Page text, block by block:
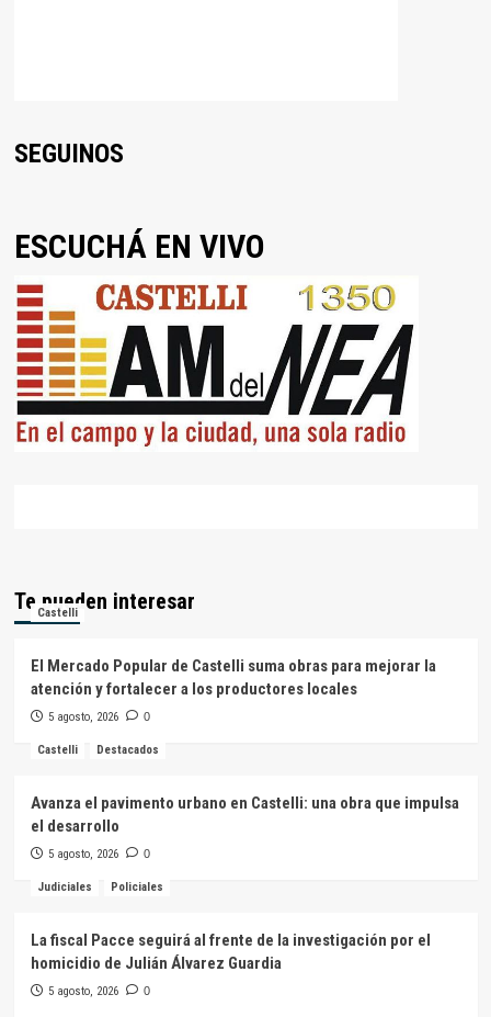
SEGUINOS
ESCUCHÁ EN VIVO
Te pueden interesar
Castelli
El Mercado Popular de Castelli suma obras para mejorar la
atención y fortalecer a los productores locales
5 agosto, 2026 0
Castelli Destacados
Avanza el pavimento urbano en Castelli: una obra que impulsa
el desarrollo
5 agosto, 2026 0
Judiciales Policiales
La fiscal Pacce seguirá al frente de la investigación por el
homicidio de Julián Álvarez Guardia
5 agosto, 2026 0